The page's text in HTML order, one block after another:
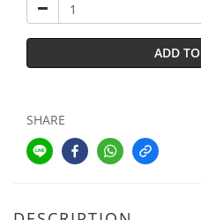
ADD
SHARE